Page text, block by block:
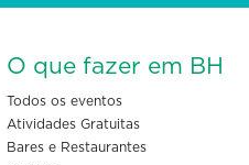
O que fazer em BH
Todos os eventos
Atividades Gratuitas
Bares e Restaurantes